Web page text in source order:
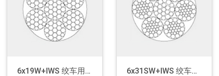
6x19W+IWS 绞车用钢丝绳 6x31SW+IWS 绞车用钢丝绳